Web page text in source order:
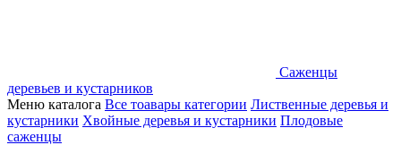
Саженцы
деревьев и кустарников
Меню каталога Все тоавары категории Лиственные деревья и
кустарники Хвойные деревья и кустарники Плодовые
саженцы